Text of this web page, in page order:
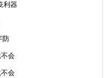
利器
防
会
会